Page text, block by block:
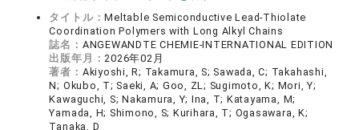
タイトル：Meltable Semiconductive Lead-Thiolate
Coordination Polymers with Long Alkyl Chains
誌名： ANGEWANDTE CHEMIE-INTERNATIONAL EDITION
出版年月：2026年02月
著者： Akiyoshi, R; Takamura, S; Sawada, C; Takahashi,
N; Okubo, T; Saeki, A; Goo, ZL; Sugimoto, K; Mori, Y;
Kawaguchi, S; Nakamura, Y; Ina, T; Katayama, M;
Yamada, H; Shimono, S; Kurihara, T; Ogasawara, K;
Tanaka, D